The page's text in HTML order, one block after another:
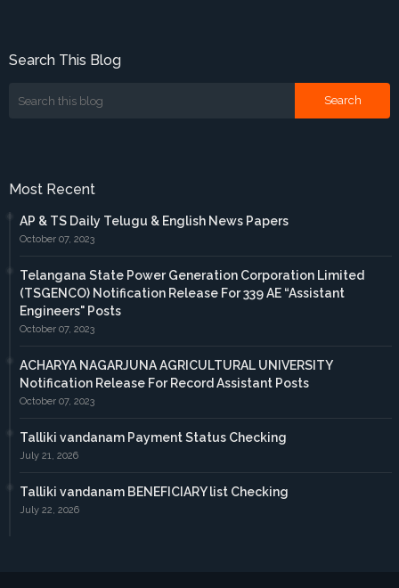
Search This Blog
Most Recent
AP & TS Daily Telugu & English News Papers
October 07, 2023
Telangana State Power Generation Corporation Limited
(TSGENCO) Notification Release For 339 AE “Assistant
Engineers" Posts
October 07, 2023
ACHARYA NAGARJUNA AGRICULTURAL UNIVERSITY
Notification Release For Record Assistant Posts
October 07, 2023
Talliki vandanam Payment Status Checking
July 21, 2026
Talliki vandanam BENEFICIARY list Checking
July 22, 2026